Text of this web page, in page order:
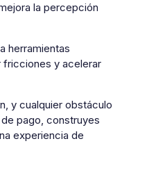
la percepción
herramientas
fricciones y acelerar
y cualquier obstáculo
pago, construyes
experiencia de